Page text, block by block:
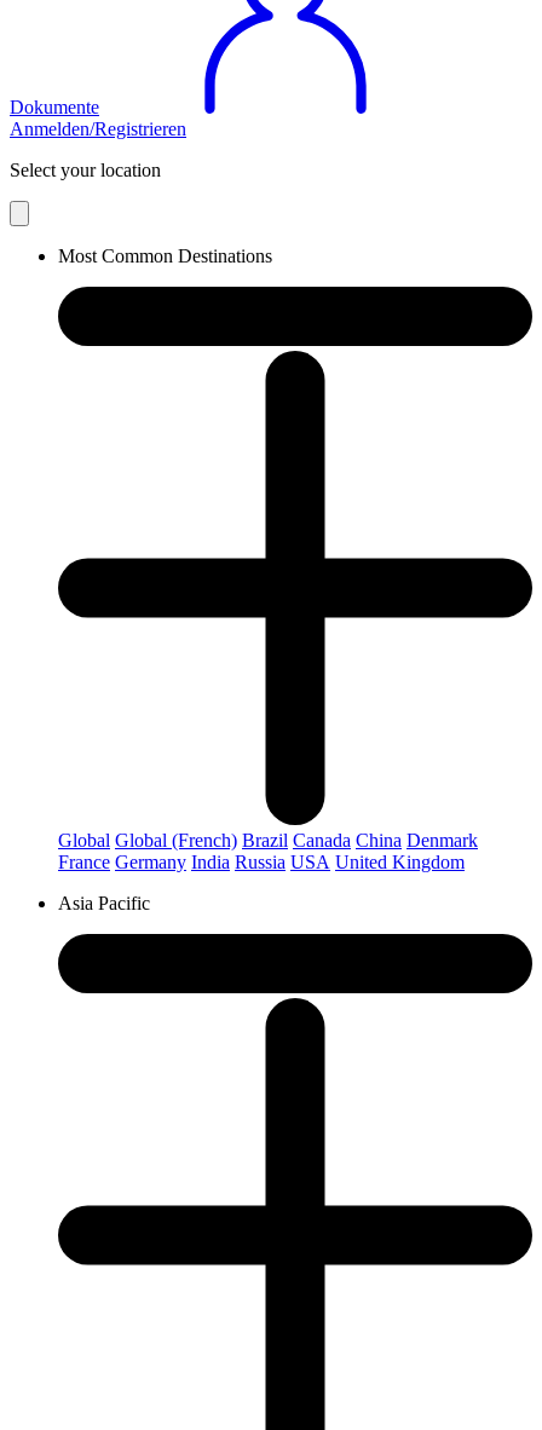
Dokumente
Anmelden/Registrieren
Select your location
Most Common Destinations
Global Global (French) Brazil Canada China Denmark
France Germany India Russia USA United Kingdom
Asia Pacific